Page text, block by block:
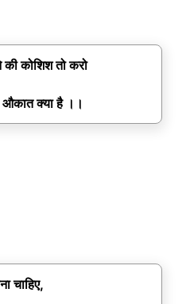
कोशिश तो करो
औकात क्या है ।।
चाहिए,